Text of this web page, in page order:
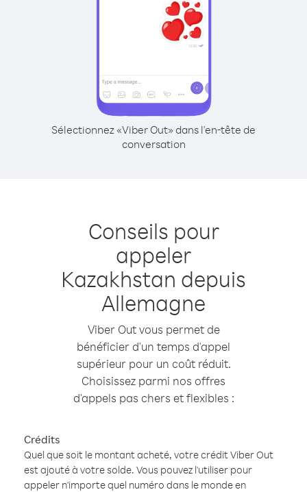
Sélectionnez «Viber Out» dans l'en-tête de
conversation
Conseils pour
appeler
Kazakhstan depuis
Allemagne
Viber Out vous permet de
bénéficier d'un temps d'appel
supérieur pour un coût réduit.
Choisissez parmi nos offres
d'appels pas chers et flexibles :
Crédits
Quel que soit le montant acheté, votre crédit Viber Out
est ajouté à votre solde. Vous pouvez l'utiliser pour
appeler n'importe quel numéro dans le monde en